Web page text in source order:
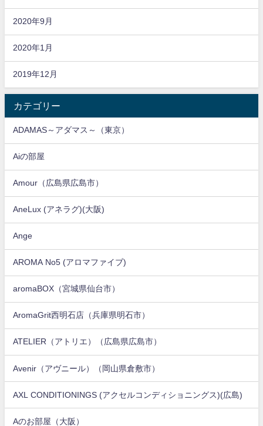
2020年9月
2020年1月
2019年12月
カテゴリー
ADAMAS～アダマス～（東京）
Aiの部屋
Amour（広島県広島市）
AneLux (アネラグ)(大阪)
Ange
AROMA No5 (アロマファイブ)
aromaBOX（宮城県仙台市）
AromaGrit西明石店（兵庫県明石市）
ATELIER（アトリエ）（広島県広島市）
Avenir（アヴニール）（岡山県倉敷市）
AXL CONDITIONINGS (アクセルコンディショニングス)(広島)
Aのお部屋（大阪）